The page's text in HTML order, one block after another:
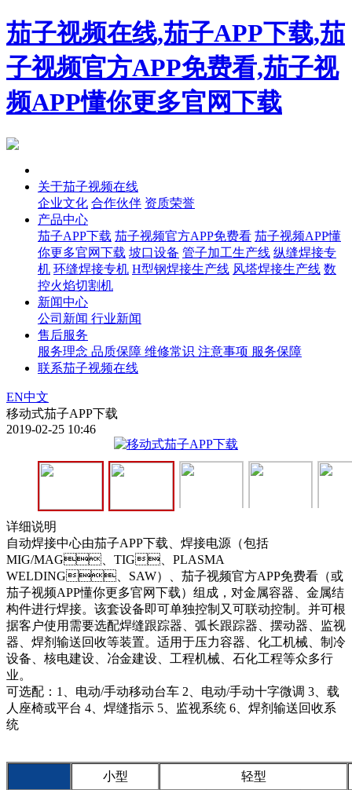
茄子视频在线,茄子APP下载,茄
子视频官方APP免费看,茄子视
频APP懂你更多官网下载
关于茄子视频在线
企业文化 合作伙伴 资质荣誉
产品中心
茄子APP下载 茄子视频官方APP免费看 茄子视频APP懂
你更多官网下载 坡口设备 管子加工生产线 纵缝焊接专
机 环缝焊接专机 H型钢焊接生产线 风塔焊接生产线 数
控火焰切割机
新闻中心
公司新闻 行业新闻
售后服务
服务理念 品质保障 维修常识 注意事项 服务保障
联系茄子视频在线
EN中文
移动式茄子APP下载
2019-02-25 10:46
详细说明
自动焊接中心由茄子APP下载、焊接电源（包括
MIG/MAG、TIG、PLASMA
WELDING、SAW）、茄子视频官方APP免费看（或
茄子视频APP懂你更多官网下载）组成，对金属容器、金属结
构件进行焊接。该套设备即可单独控制又可联动控制。并可根
据客户使用需要选配焊缝跟踪器、弧长跟踪器、摆动器、监视
器、焊剂输送回收等装置。适用于压力容器、化工机械、制冷
设备、核电建设、冶金建设、工程机械、石化工程等众多行
业。
可选配：1、电动/手动移动台车 2、电动/手动十字微调 3、载
人座椅或平台 4、焊缝指示 5、监视系统 6、焊剂输送回收系
统
小型 轻型